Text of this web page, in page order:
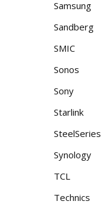
Samsung
Sandberg
SMIC
Sonos
Sony
Starlink
SteelSeries
Synology
TCL
Technics